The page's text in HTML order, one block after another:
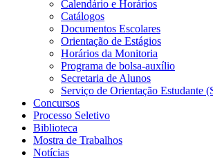
Calendário e Horários
Catálogos
Documentos Escolares
Orientação de Estágios
Horários da Monitoria
Programa de bolsa-auxílio
Secretaria de Alunos
Serviço de Orientação Estudante
Concursos
Processo Seletivo
Biblioteca
Mostra de Trabalhos
Notícias